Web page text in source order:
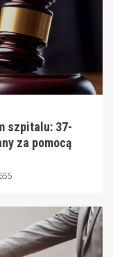
szpitalu: 37-
za pomocą